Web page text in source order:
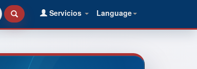
Language
Servicios